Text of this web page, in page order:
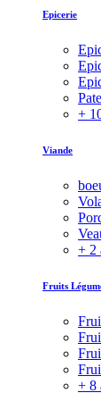
Epicerie
+
Viande
+ 2
Fruits
+ 8